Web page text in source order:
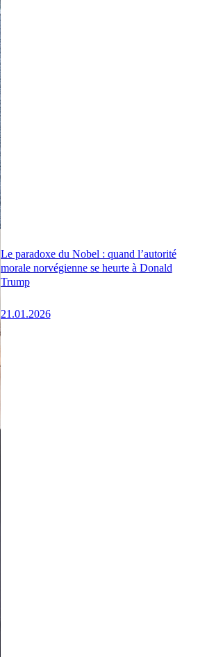
Le paradoxe du Nobel : quand l’autorité
morale norvégienne se heurte à Donald
Trump
21.01.2026